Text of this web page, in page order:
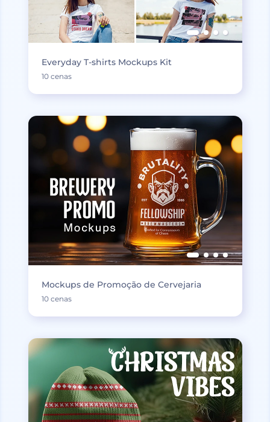
Everyday T-shirts Mockups Kit
10 cenas
Mockups de Promoção de Cervejaria
10 cenas